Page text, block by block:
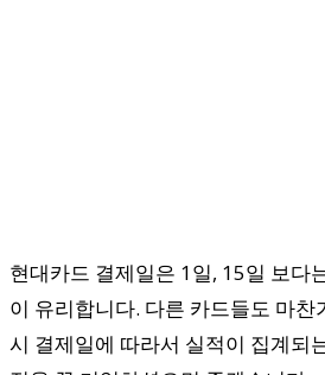
현대카드 결제일은 1일, 15일 보다
이 유리합니다. 다른 카드들도 마찬
시 결제일에 따라서 실적이 집계되